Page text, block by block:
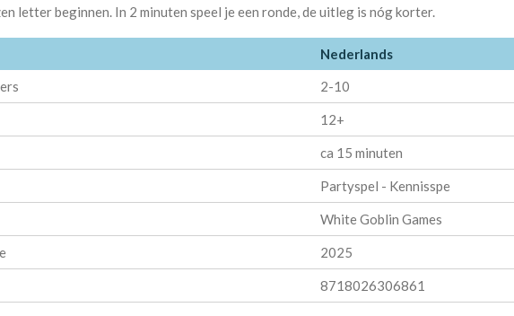
letter beginnen. In 2 minuten speel je een ronde, de uitleg is nóg korter.
Nederlands
2-10
12+
ca 15 minuten
Partyspel - Kennisspe
White Goblin Games
2025
8718026306861